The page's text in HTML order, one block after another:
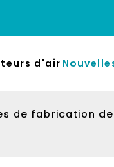
d'air
de fabrication